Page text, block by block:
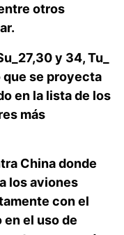
otros
y 34, Tu_
que se proyecta
en la lista de los
más
China donde
los aviones
con el
el uso de